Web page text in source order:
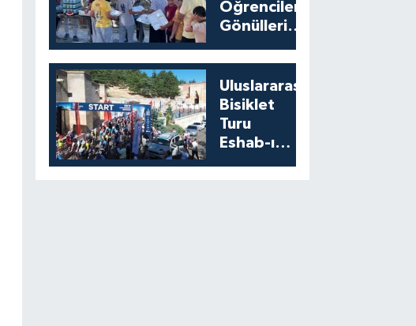
Öğrencilerine
Gönülleri
Uluslararası
Bisiklet
Turu
Eshab-ı